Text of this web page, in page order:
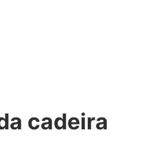
cadeira